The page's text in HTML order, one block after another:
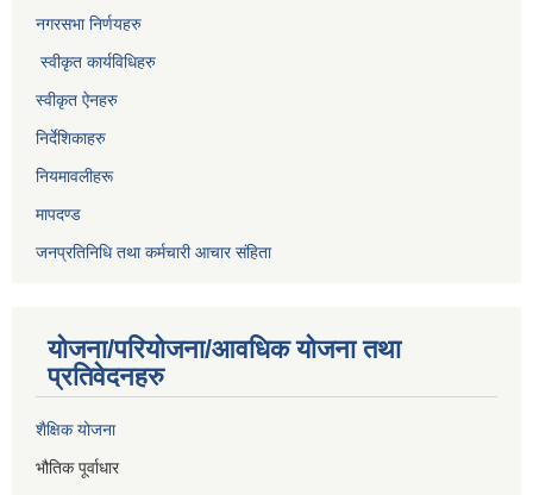
नगरसभा निर्णयहरु
स्वीकृत कार्यविधिहरु
स्वीकृत ऐनहरु
निर्देशिकाहरु
नियमावलीहरू
मापदण्ड
जनप्रतिनिधि तथा कर्मचारी आचार संहिता
योजना/परियोजना/आवधिक योजना तथा
प्रतिवेदनहरु
शैक्षिक योजना
भौतिक पूर्वाधार